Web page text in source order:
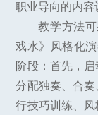
职业导向的内容
教学方法
戏水》风格化
阶段：首先，
分配独奏、合
行技巧训练、